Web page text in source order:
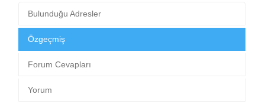
Bulunduğu Adresler
Özgeçmiş
Forum Cevapları
Yorum